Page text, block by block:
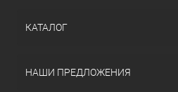
КАТАЛОГ
НАШИ ПРЕДЛОЖЕНИЯ